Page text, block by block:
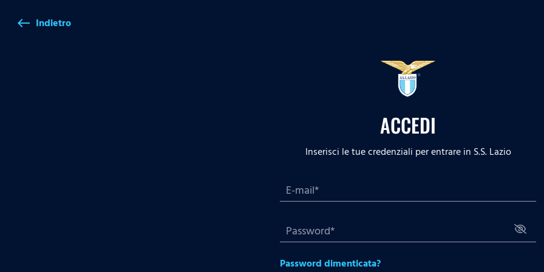
west Indietro
ACCEDI
Inserisci le tue credenziali per entrare in S.S. Lazio
Password dimenticata?